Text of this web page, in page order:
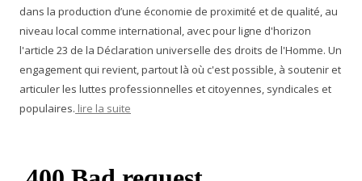
dans la production d’une économie de proximité et de qualité, au
niveau local comme international, avec pour ligne d'horizon
l'article 23 de la Déclaration universelle des droits de l'Homme. Un
engagement qui revient, partout là où c'est possible, à soutenir et
articuler les luttes professionnelles et citoyennes, syndicales et
populaires. lire la suite